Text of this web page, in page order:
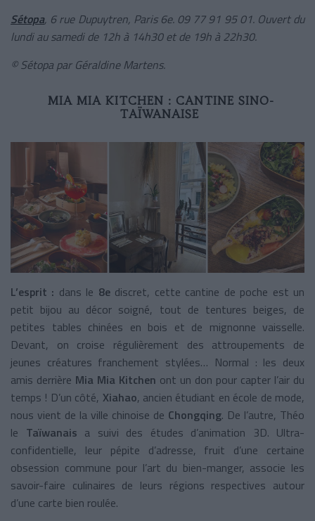
Sétopa, 6 rue Dupuytren, Paris 6e. 09 77 91 95 01. Ouvert du
lundi au samedi de 12h à 14h30 et de 19h à 22h30.
© Sétopa par Géraldine Martens.
MIA MIA KITCHEN : CANTINE SINO-
TAÏWANAISE
L’esprit : dans le 8e discret, cette cantine de poche est un
petit bijou au décor soigné, tout de tentures beiges, de
petites tables chinées en bois et de mignonne vaisselle.
Devant, on croise régulièrement des attroupements de
jeunes créatures franchement stylées… Normal : les deux
amis derrière Mia Mia Kitchen ont un don pour capter l’air du
temps ! D’un côté, Xiahao, ancien étudiant en école de mode,
nous vient de la ville chinoise de Chongqing. De l’autre, Théo
le Taïwanais a suivi des études d’animation 3D. Ultra-
confidentielle, leur pépite d’adresse, fruit d’une certaine
obsession commune pour l’art du bien-manger, associe les
savoir-faire culinaires de leurs régions respectives autour
d’une carte bien roulée.